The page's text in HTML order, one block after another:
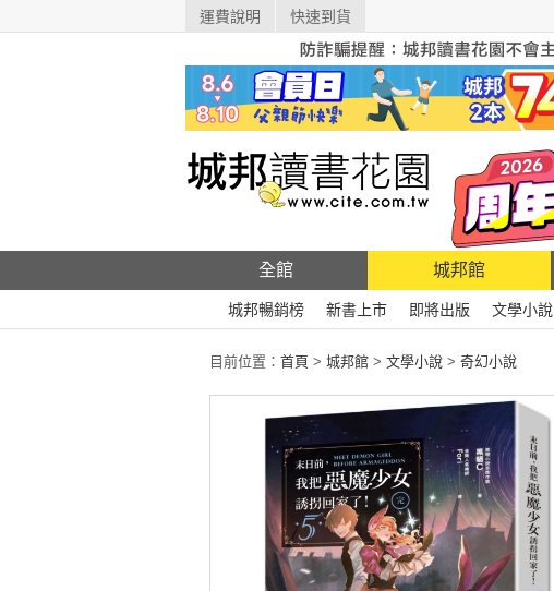
運費說明 快速到貨
全館 城邦館
城邦暢銷榜 新書上市 即將出版 文學小說
目前位置： 首頁 > 城邦館 > 文學小說 > 奇幻小說